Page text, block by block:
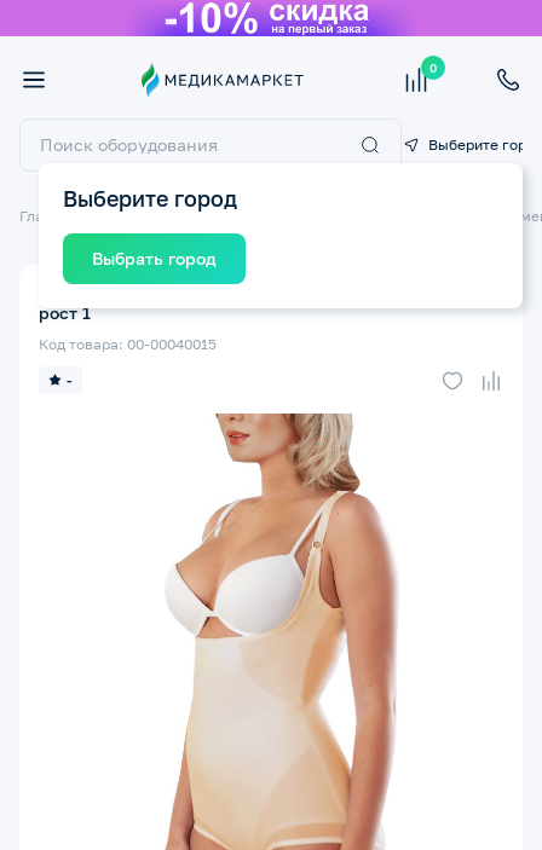
0
Выберите город
Выберите город
Выбрать город
Главная Товары для беременных и кормящих мам Бельё для
-
Код товара: 00-00040015
рост 1